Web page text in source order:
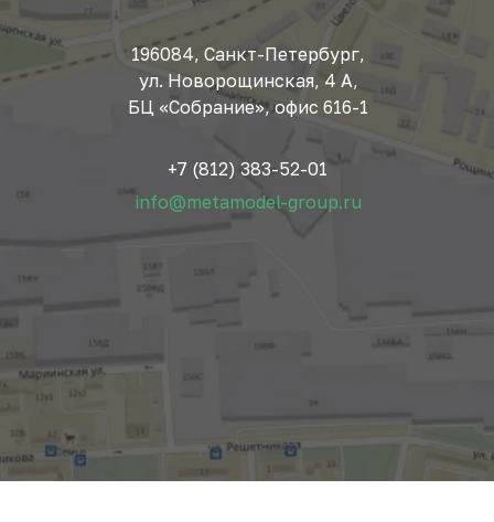
info@metamodel-group.ru
+7 (812) 383-52-01
196084, Санкт-Петербург,
ул. Новорощинская, 4 А,
БЦ «Собрание», офис 616-1